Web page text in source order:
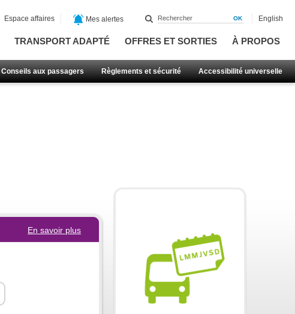
TRANSPORT ADAPTÉ OFFRES ET SORTIES À PROPOS
Conseils aux passagers Règlements et sécurité Accessibilité universelle
Espace affaires Mes alertes English
En savoir plus